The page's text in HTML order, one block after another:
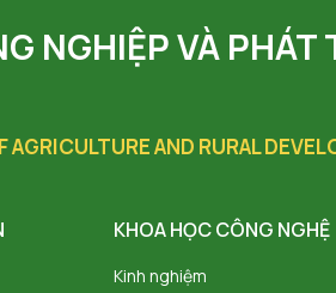
NGHIỆP VÀ PHÁT
AND RURAL
KHOA HỌC CÔNG NGHỆ
Kinh nghiệm